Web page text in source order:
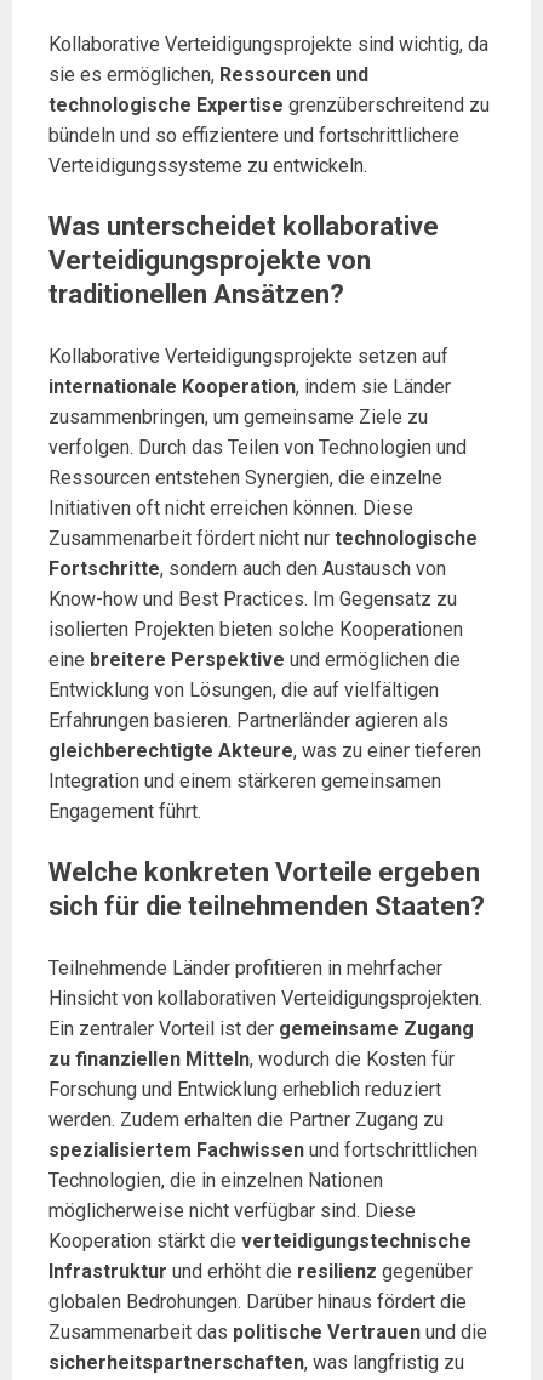
Kollaborative Verteidigungsprojekte sind wichtig, da
sie es ermöglichen, Ressourcen und
technologische Expertise grenzüberschreitend zu
bündeln und so effizientere und fortschrittlichere
Verteidigungssysteme zu entwickeln.
Was unterscheidet kollaborative
Verteidigungsprojekte von
traditionellen Ansätzen?
Kollaborative Verteidigungsprojekte setzen auf
internationale Kooperation, indem sie Länder
zusammenbringen, um gemeinsame Ziele zu
verfolgen. Durch das Teilen von Technologien und
Ressourcen entstehen Synergien, die einzelne
Initiativen oft nicht erreichen können. Diese
Zusammenarbeit fördert nicht nur technologische
Fortschritte, sondern auch den Austausch von
Know-how und Best Practices. Im Gegensatz zu
isolierten Projekten bieten solche Kooperationen
eine breitere Perspektive und ermöglichen die
Entwicklung von Lösungen, die auf vielfältigen
Erfahrungen basieren. Partnerländer agieren als
gleichberechtigte Akteure, was zu einer tieferen
Integration und einem stärkeren gemeinsamen
Engagement führt.
Welche konkreten Vorteile ergeben
sich für die teilnehmenden Staaten?
Teilnehmende Länder profitieren in mehrfacher
Hinsicht von kollaborativen Verteidigungsprojekten.
Ein zentraler Vorteil ist der gemeinsame Zugang
zu finanziellen Mitteln, wodurch die Kosten für
Forschung und Entwicklung erheblich reduziert
werden. Zudem erhalten die Partner Zugang zu
spezialisiertem Fachwissen und fortschrittlichen
Technologien, die in einzelnen Nationen
möglicherweise nicht verfügbar sind. Diese
Kooperation stärkt die verteidigungstechnische
Infrastruktur und erhöht die resilienz gegenüber
globalen Bedrohungen. Darüber hinaus fördert die
Zusammenarbeit das politische Vertrauen und die
sicherheitspartnerschaften, was langfristig zu